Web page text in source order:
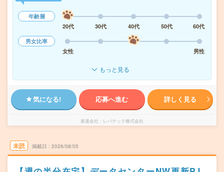
年齢層
20代
30代 40代 50代
60代
男女比率
女性
男性
もっと見る
気になる! 応募へ進む 詳しく見る
派遣会社 レバテック株式会社
未読 掲載日 2026/08/05